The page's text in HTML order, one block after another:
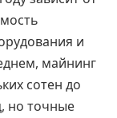
и
майнинг
сотен до
но точные